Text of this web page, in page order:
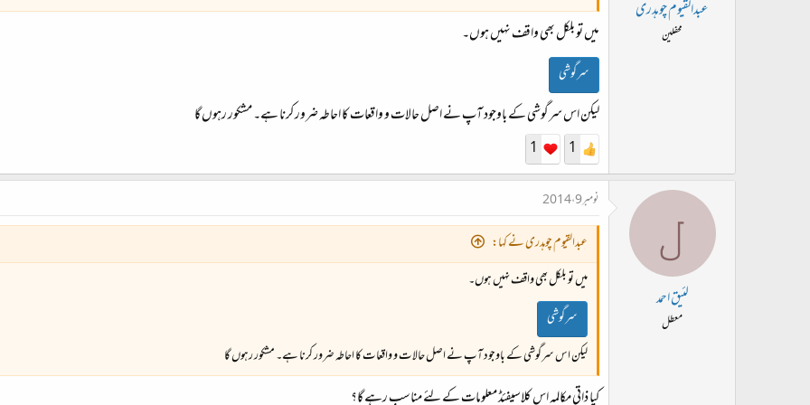
عبدالقیوم چوہدری
محفلین میں تو بلکل بھی واقف نہیں ہوں۔
سرگوشی
لیکن اس سرگوشی کے باوجود آپ نے اصل حالات و واقعات کا احاطہ ضرور کرنا ہے۔ مشکور رہوں گا
1
1
ل
لئیق احمد
معطل
نومبر 9، 2014
عبدالقیوم چوہدری نے کہا:
میں تو بلکل بھی واقف نہیں ہوں۔
سرگوشی
لیکن اس سرگوشی کے باوجود آپ نے اصل حالات و واقعات کا احاطہ ضرور کرنا ہے۔ مشکور رہوں گا
کیا ذاتی مکالمہ اس کلاسیفئڈ معلومات کے لئے مناسب رہے گا؟